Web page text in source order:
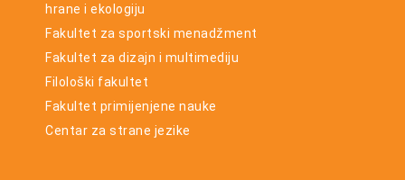
hrane i ekologiju
Fakultet za sportski menadžment
Fakultet za dizajn i multimediju
Filološki fakultet
Fakultet primijenjene nauke
Centar za strane jezike